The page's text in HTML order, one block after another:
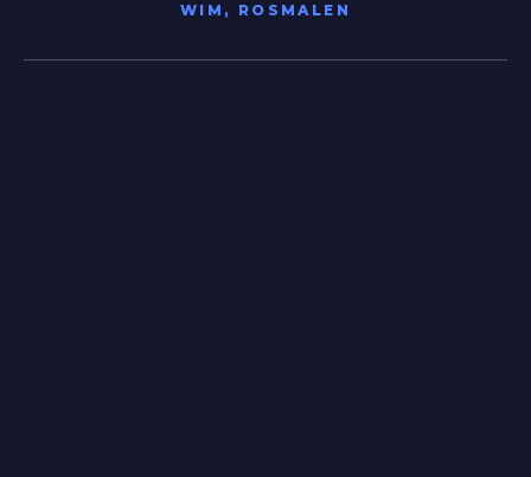
sfeer waardoor ik me meteen op mijn gemak
mijn auto. Vrijdag mag ik hem ophalen en ik